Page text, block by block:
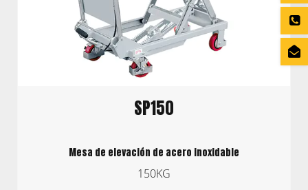
SP150
Mesa de elevación de acero inoxidable
150KG